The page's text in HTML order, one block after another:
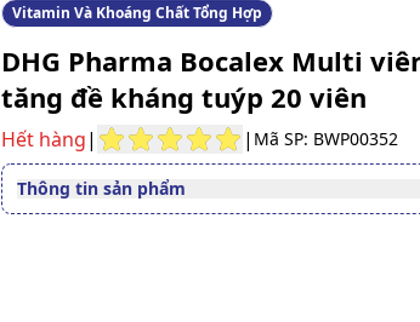
Vitamin Và Khoáng Chất Tổng Hợp
DHG Pharma Bocalex Multi
tăng đề kháng tuýp 20 viên
Hết hàng| | Mã SP: BWP00352
Thông tin sản phẩm